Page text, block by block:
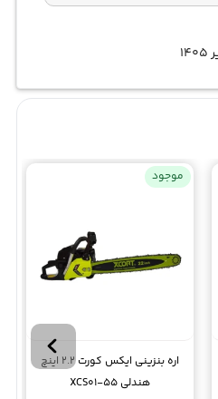
موجود
اره بنزینی ایکس کورت 2.2 اینچ
هندلی XCS01-55